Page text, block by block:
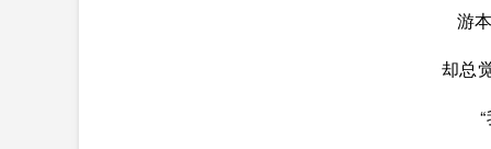
游
却总